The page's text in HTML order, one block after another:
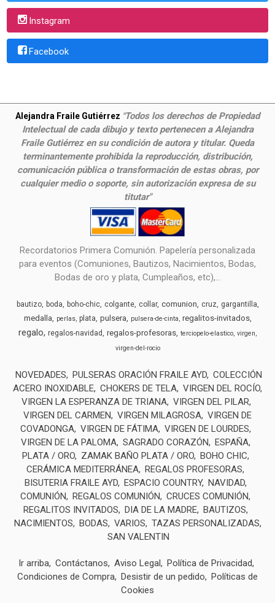
Instagram
Facebook
Alejandra Fraile Gutiérrez "Todos los derechos de Propiedad
Intelectual de cada dibujo y texto pertenecen a Alejandra
Fraile Gutiérrez en su condición de autora y titular. Queda
terminantemente prohibida la reproducción, distribución,
comunicación pública o transformación de estas obras, por
cualquier medio o soporte, sin autorización expresa de su
titutar"
Recordatorios Primera Comunión. Papelería personalizada
para eventos (Comuniones, Bautizos, Nacimientos, Bodas,
Bodas de oro y plata, Cumpleaños, etc),...
bautizo boda boho-chic colgante collar comunion cruz gargantilla
medalla perlas plata pulsera pulsera-de-cinta regalitos-invitados
regalo regalos-navidad regalos-profesoras terciopelo-elastico virgen
virgen-del-rocio
NOVEDADES PULSERAS ORACIÓN FRAILE AYD COLECCIÓN
ACERO INOXIDABLE CHOKERS DE TELA VIRGEN DEL ROCÍO
VIRGEN LA ESPERANZA DE TRIANA VIRGEN DEL PILAR
VIRGEN DEL CARMEN
VIRGEN MILAGROSA VIRGEN DE
COVADONGA VIRGEN DE FÁTIMA VIRGEN DE LOURDES
VIRGEN DE LA PALOMA SAGRADO CORAZÓN
ESPAÑA
PLATA / ORO
ZAMAK BAÑO PLATA / ORO BOHO CHIC
CERÁMICA MEDITERRÁNEA REGALOS PROFESORAS
BISUTERIA FRAILE AYD ESPACIO COUNTRY NAVIDAD
COMUNIÓN
REGALOS COMUNIÓN
CRUCES COMUNIÓN
REGALITOS INVITADOS
DIA DE LA MADRE BAUTIZOS
NACIMIENTOS
BODAS VARIOS
TAZAS PERSONALIZADAS
SAN VALENTIN
Ir arriba Contáctanos Aviso Legal
Política de Privacidad
Condiciones de Compra Desistir de un pedido
Políticas de
Cookies